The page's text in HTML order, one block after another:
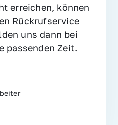
erreichen, können
Rückrufservice
uns dann bei
passenden Zeit.